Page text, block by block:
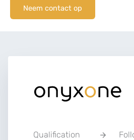
Neem contact op
Qualification